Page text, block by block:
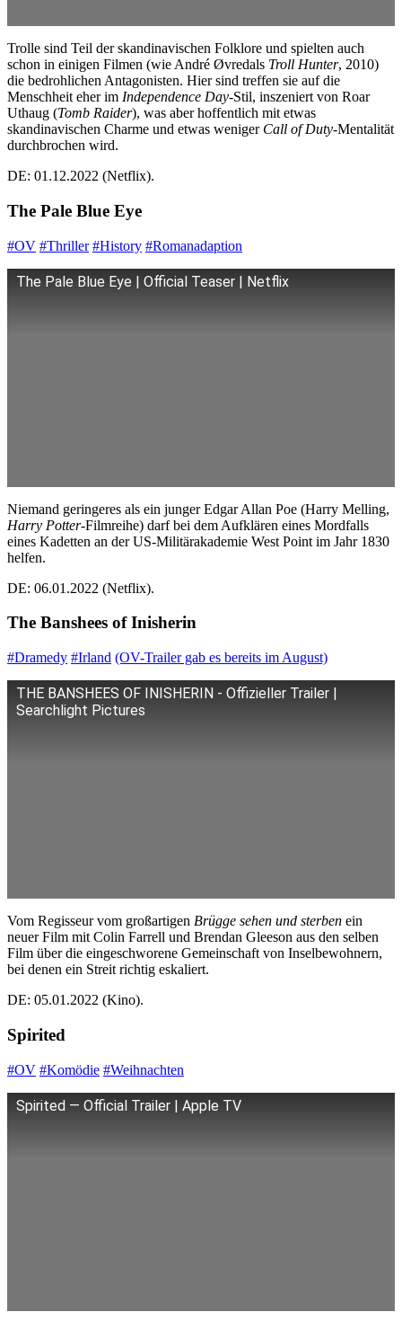
Trolle sind Teil der skandinavischen Folklore und spielten auch
schon in einigen Filmen (wie André Øvredals Troll Hunter, 2010)
die bedrohlichen Antagonisten. Hier sind treffen sie auf die
Menschheit eher im Independence Day-Stil, inszeniert von Roar
Uthaug (Tomb Raider), was aber hoffentlich mit etwas
skandinavischen Charme und etwas weniger Call of Duty-Mentalität
durchbrochen wird.
DE: 01.12.2022 (Netflix).
The Pale Blue Eye
#OV #Thriller #History #Romanadaption
The Pale Blue Eye | Official Teaser | Netflix
Niemand geringeres als ein junger Edgar Allan Poe (Harry Melling,
Harry Potter-Filmreihe) darf bei dem Aufklären eines Mordfalls
eines Kadetten an der US-Militärakademie West Point im Jahr 1830
helfen.
DE: 06.01.2022 (Netflix).
The Banshees of Inisherin
#Dramedy #Irland (OV-Trailer gab es bereits im August)
THE BANSHEES OF INISHERIN - Offizieller Trailer |
Searchlight Pictures
Vom Regisseur vom großartigen Brügge sehen und sterben ein
neuer Film mit Colin Farrell und Brendan Gleeson aus den selben
Film über die eingeschworene Gemeinschaft von Inselbewohnern,
bei denen ein Streit richtig eskaliert.
DE: 05.01.2022 (Kino).
Spirited
#OV #Komödie #Weihnachten
Spirited — Official Trailer | Apple TV